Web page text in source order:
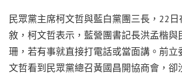
民眾黨主席柯文哲與藍白黨團三長，22
敘，柯文哲表示，藍營團書記長洪孟楷與
珊，若有事就直接打電話或當面講。前立
文哲看到民眾黨總召黃國昌開協商會，卻